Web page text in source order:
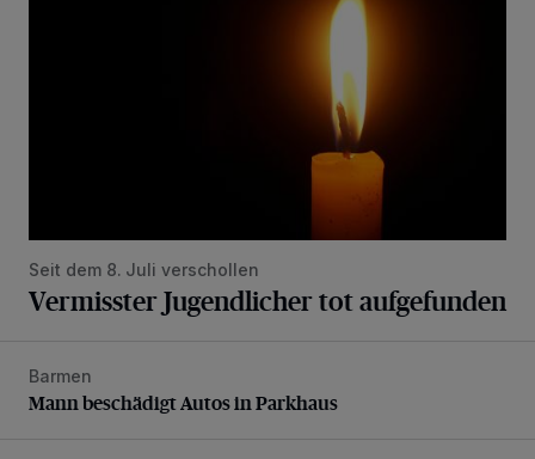
Seit dem 8. Juli verschollen
Vermisster Jugendlicher tot aufgefunden
Mann beschädigt Autos in Parkhaus
Barmen
Mann beschädigt Autos in Parkhaus